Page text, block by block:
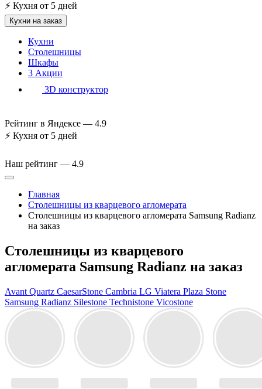
⚡ Кухня от 5 дней
Кухни на заказ
Кухни
Столешницы
Шкафы
3 Акции
3D конструктор
Рейтинг в Яндексе — 4.9
⚡ Кухня от 5 дней
Наш рейтинг — 4.9
Главная
Столешницы из кварцевого агломерата
Столешницы из кварцевого агломерата Samsung Radianz
на заказ
Столешницы из кварцевого
агломерата Samsung Radianz на заказ
Avant Quartz CaesarStone Cambria LG Viatera Plaza Stone
Samsung Radianz Silestone Technistone Vicostone